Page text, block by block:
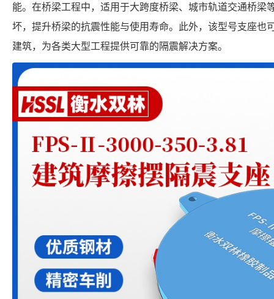
能。在桥梁工程中，适用于大跨度桥梁、城市轨道交通桥梁
坏，提升桥梁的抗震性能与使用寿命。此外，该型号支座也
建筑，为各类大型工程提供可靠的隔震解决方案。